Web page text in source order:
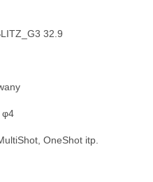
32.9
φ4
OneShot itp.